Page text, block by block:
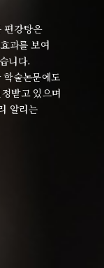
편강탕은
과를 보여
니다.
학술논문에도
받고 있으며
알리는